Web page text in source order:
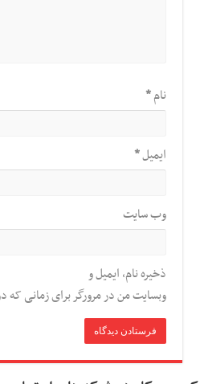
نام*
ایمیل*
وب‌ سایت
ذخیره نام، ایمیل و
وبسایت من در مرورگر برای زمانی که